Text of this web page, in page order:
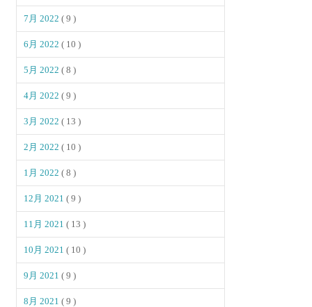
7月 2022( 9 )
6月 2022( 10 )
5月 2022( 8 )
4月 2022( 9 )
3月 2022( 13 )
2月 2022( 10 )
1月 2022( 8 )
12月 2021( 9 )
11月 2021( 13 )
10月 2021( 10 )
9月 2021( 9 )
8月 2021( 9 )